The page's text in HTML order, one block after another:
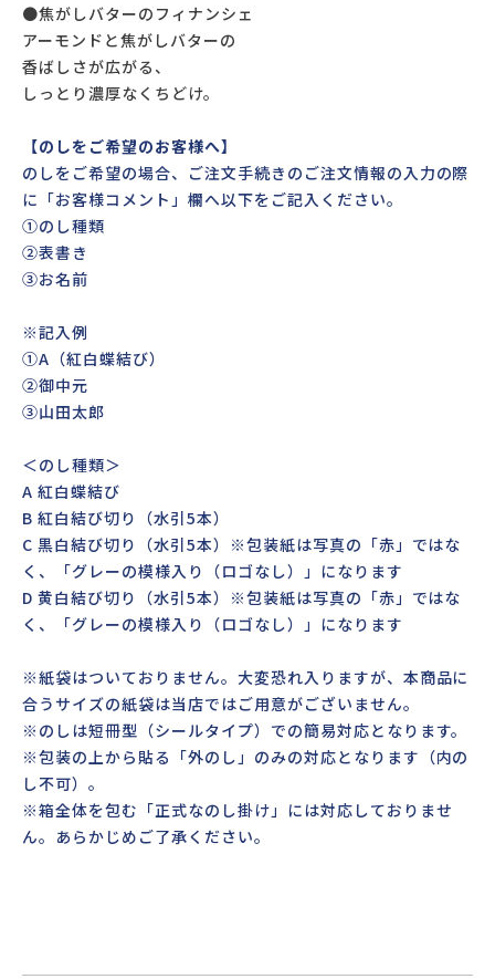
●焦がしバターのフィナンシェ
アーモンドと焦がしバターの
香ばしさが広がる、
しっとり濃厚なくちどけ。
【のしをご希望のお客様へ】
のしをご希望の場合、ご注文手続きのご注文情報の入力の際
に「お客様コメント」欄へ以下をご記入ください。
①のし種類
②表書き
③お名前
※記入例
①A（紅白蝶結び）
②御中元
③山田太郎
＜のし種類＞
A 紅白蝶結び
B 紅白結び切り（水引5本）
C 黒白結び切り（水引5本）※包装紙は写真の「赤」ではな
く、「グレーの模様入り（ロゴなし）」になります
D 黄白結び切り（水引5本）※包装紙は写真の「赤」ではな
く、「グレーの模様入り（ロゴなし）」になります
※紙袋はついておりません。大変恐れ入りますが、本商品に
合うサイズの紙袋は当店ではご用意がございません。
※のしは短冊型（シールタイプ）での簡易対応となります。
※包装の上から貼る「外のし」のみの対応となります（内の
し不可）。
※箱全体を包む「正式なのし掛け」には対応しておりませ
ん。あらかじめご了承ください。